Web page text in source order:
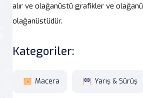
alır ve olağanüstü grafikler ve
olağanüstüdür.
Kategoriler:
Macera Yarış & Sürüş